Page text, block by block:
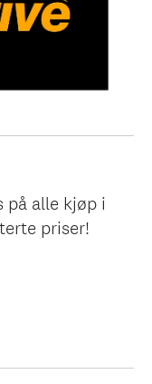
på alle kjøp i
priser!